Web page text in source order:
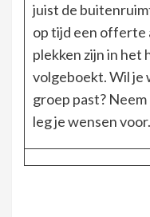
juist de
op tijd een offerte
plekken zijn in het
volgeboekt. Wil je
groep past?
leg je wensen voor.